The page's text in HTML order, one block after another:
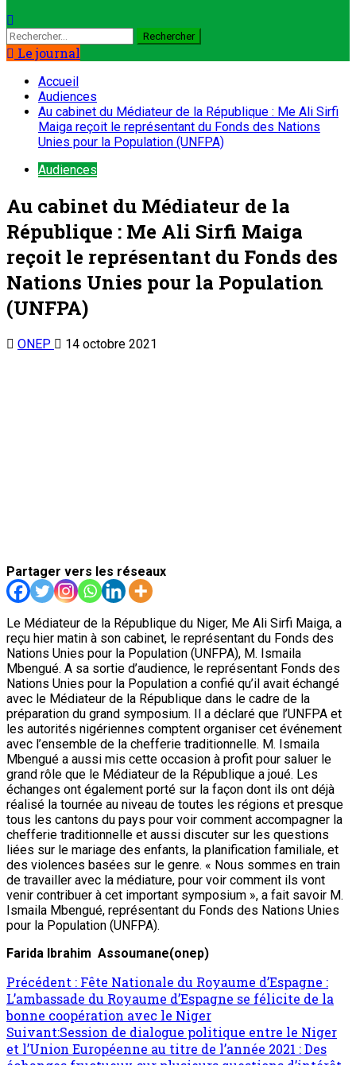
Le journal
Accueil
Audiences
Au cabinet du Médiateur de la République : Me Ali Sirfi
Maiga reçoit le représentant du Fonds des Nations
Unies pour la Population (UNFPA)
Audiences
Au cabinet du Médiateur de la
République : Me Ali Sirfi Maiga
reçoit le représentant du Fonds des
Nations Unies pour la Population
(UNFPA)
ONEP 14 octobre 2021
Partager vers les réseaux
Le Médiateur de la République du Niger, Me Ali Sirfi Maiga, a
reçu hier matin à son cabinet, le représentant du Fonds des
Nations Unies pour la Population (UNFPA), M. Ismaila
Mbengué. A sa sortie d’audience, le représentant Fonds des
Nations Unies pour la Population a confié qu’il avait échangé
avec le Médiateur de la République dans le cadre de la
préparation du grand symposium. Il a déclaré que l’UNFPA et
les autorités nigériennes comptent organiser cet événement
avec l’ensemble de la chefferie traditionnelle. M. Ismaila
Mbengué a aussi mis cette occasion à profit pour saluer le
grand rôle que le Médiateur de la République a joué. Les
échanges ont également porté sur la façon dont ils ont déjà
réalisé la tournée au niveau de toutes les régions et presque
tous les cantons du pays pour voir comment accompagner la
chefferie traditionnelle et aussi discuter sur les questions
liées sur le mariage des enfants, la planification familiale, et
des violences basées sur le genre. « Nous sommes en train
de travailler avec la médiature, pour voir comment ils vont
venir contribuer à cet important symposium », a fait savoir M.
Ismaila Mbengué, représentant du Fonds des Nations Unies
pour la Population (UNFPA).
Farida Ibrahim Assoumane(onep)
Précédent : Fête Nationale du Royaume d’Espagne :
L’ambassade du Royaume d’Espagne se félicite de la
bonne coopération avec le Niger
Suivant:Session de dialogue politique entre le Niger
et l’Union Européenne au titre de l’année 2021 : Des